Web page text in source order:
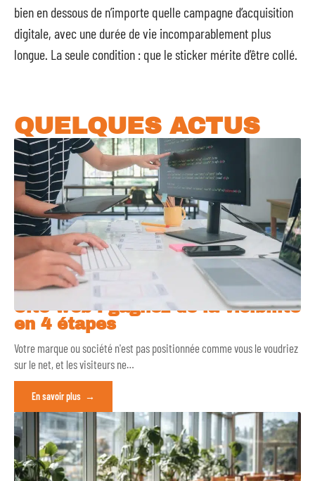
bien en dessous de n’importe quelle campagne d’acquisition
digitale, avec une durée de vie incomparablement plus
longue. La seule condition : que le sticker mérite d’être collé.
QUELQUES ACTUS
Site web : gagnez de la visibilité
en 4 étapes
Votre marque ou société n'est pas positionnée comme vous le voudriez
sur le net, et les visiteurs ne…
En savoir plus